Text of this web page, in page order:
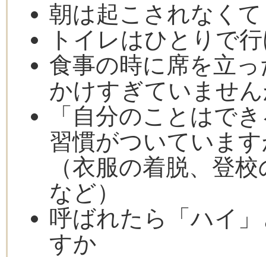
朝は起こされなく
トイレはひとりで
食事の時に席を立
かけすぎていませ
「自分のことはで
習慣がついていま
（衣服の着脱、登
など）
呼ばれたら「ハイ
すか